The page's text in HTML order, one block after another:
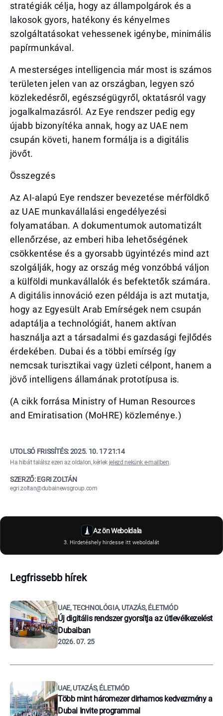
stratégiák célja, hogy az állampolgárok és a
lakosok gyors, hatékony és kényelmes
szolgáltatásokat vehessenek igénybe, minimális
papírmunkával.
A mesterséges intelligencia már most is számos
területen jelen van az országban, legyen szó
közlekedésről, egészségügyről, oktatásról vagy
jogalkalmazásról. Az Eye rendszer pedig egy
újabb bizonyítéka annak, hogy az UAE nem
csupán követi, hanem formálja is a digitális
jövőt.
Összegzés
Az AI-alapú Eye rendszer bevezetése mérföldkő
az UAE munkavállalási engedélyezési
folyamatában. A dokumentumok automatizált
ellenőrzése, az emberi hiba lehetőségének
csökkentése és a gyorsabb ügyintézés mind azt
szolgálják, hogy az ország még vonzóbbá váljon
a külföldi munkavállalók és befektetők számára.
A digitális innováció ezen példája is azt mutatja,
hogy az Egyesült Arab Emírségek nem csupán
adaptálja a technológiát, hanem aktívan
használja azt a társadalmi és gazdasági fejlődés
érdekében. Dubai és a többi emírség így
nemcsak turisztikai vagy üzleti célpont, hanem a
jövő intelligens államának prototípusa is.
(A cikk forrása Ministry of Human Resources
and Emiratisation (MoHRE) közleménye.)
UTOLSÓ FRISSÍTÉS:2025. 10. 17 21:14
Ha hibát találsz ezen az oldalon, kérlek jelezd nekünk e-mailben.
SZERZŐ: EGRI ZOLTÁN
egri.zoltan@dubainewsgroup.com
Az ön Weboldala
3. Hirdetéshely hirdesse itt weboldalát
Legfrissebb hírek
UAE, TECHNOLÓGIA, UTAZÁS, ÉLETMÓD
Új digitális rendszer gyorsítja az útlevélkezelést
Dubaiban
2026. 07. 25
UAE, UTAZÁS, ÉLETMÓD
Több mint háromezer dirhamos kedvezmény a
Dubai Invite programmal